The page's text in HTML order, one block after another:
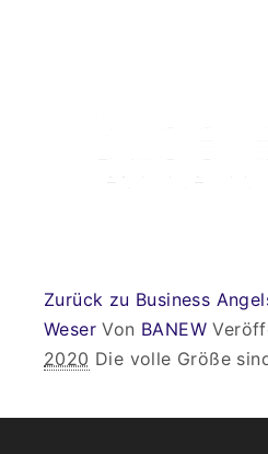
Zurück zu Business
Weser Von BANEW
2020 Die volle Größe